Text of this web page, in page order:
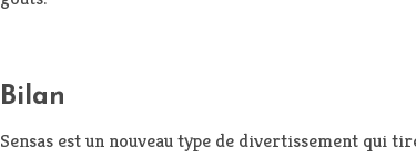
Bilan
Sensas est un nouveau type de divertissement qui